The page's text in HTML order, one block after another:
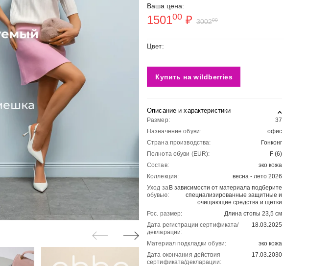
Ваша цена:
150100 ₽ 300200
Цвет:
Купить на wildberries
Описание и характеристики
Размер:
37
Назначение обуви:
офис
Страна производства:
Гонконг
Полнота обуви (EUR):
F (6)
Состав:
эко кожа
Коллекция:
весна - лето 2026
Уход за
обувью:
В зависимости от материала подберите
специализированные защитные и
очищающие средства и щетки
Рос. размер:
Длина стопы 23,5 см
Дата регистрации сертификата/
декларации:
18.03.2025
Материал подкладки обуви:
эко кожа
Дата окончания действия
сертификата/декларации:
17.03.2030